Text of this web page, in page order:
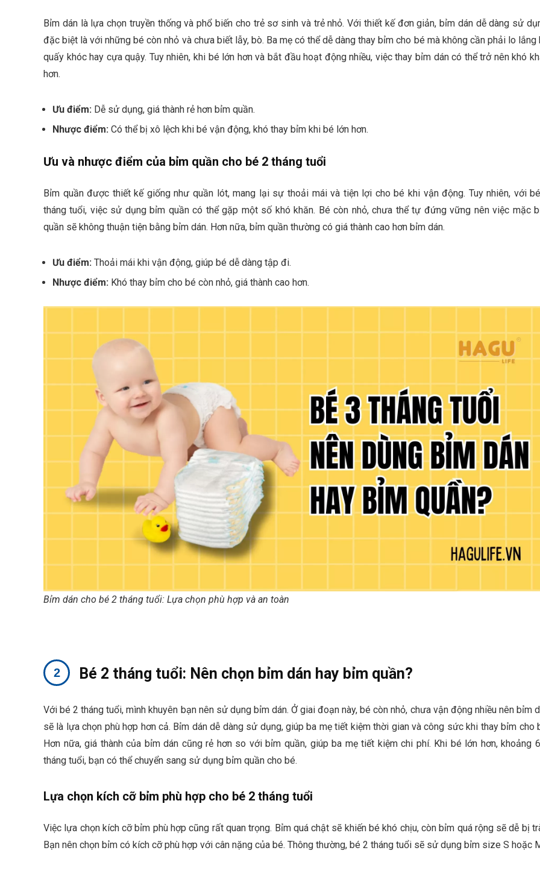
Bỉm dán là lựa chọn truyền thống và phổ biến cho trẻ sơ sinh và trẻ nhỏ. Với thiết kế đơn giản, bỉm dán dễ dàng sử
đặc biệt là với những bé còn nhỏ và chưa biết lẫy, bò. Ba mẹ có thể dễ dàng thay bỉm cho bé mà không cần phải lo lắng
quấy khóc hay cựa quậy. Tuy nhiên, khi bé lớn hơn và bắt đầu hoạt động nhiều, việc thay bỉm dán có thể trở nên khó
hơn.
Ưu điểm: Dễ sử dụng, giá thành rẻ hơn bỉm quần.
Nhược điểm: Có thể bị xô lệch khi bé vận động, khó thay bỉm khi bé lớn hơn.
Ưu và nhược điểm của bỉm quần cho bé 2 tháng tuổi
Bỉm quần được thiết kế giống như quần lót, mang lại sự thoải mái và tiện lợi cho bé khi vận động. Tuy nhiên, với
tháng tuổi, việc sử dụng bỉm quần có thể gặp một số khó khăn. Bé còn nhỏ, chưa thể tự đứng vững nên việc mặc
quần sẽ không thuận tiện bằng bỉm dán. Hơn nữa, bỉm quần thường có giá thành cao hơn bỉm dán.
Ưu điểm: Thoải mái khi vận động, giúp bé dễ dàng tập đi.
Nhược điểm: Khó thay bỉm cho bé còn nhỏ, giá thành cao hơn.
Bỉm dán cho bé 2 tháng tuổi: Lựa chọn phù hợp và an toàn
Bé 2 tháng tuổi: Nên chọn bỉm dán hay bỉm quần?
Với bé 2 tháng tuổi, mình khuyên bạn nên sử dụng bỉm dán. Ở giai đoạn này, bé còn nhỏ, chưa vận động nhiều nên bỉm
sẽ là lựa chọn phù hợp hơn cả. Bỉm dán dễ dàng sử dụng, giúp ba mẹ tiết kiệm thời gian và công sức khi thay bỉm cho
Hơn nữa, giá thành của bỉm dán cũng rẻ hơn so với bỉm quần, giúp ba mẹ tiết kiệm chi phí. Khi bé lớn hơn, khoảng
tháng tuổi, bạn có thể chuyển sang sử dụng bỉm quần cho bé.
Lựa chọn kích cỡ bỉm phù hợp cho bé 2 tháng tuổi
Việc lựa chọn kích cỡ bỉm phù hợp cũng rất quan trọng. Bỉm quá chật sẽ khiến bé khó chịu, còn bỉm quá rộng sẽ dễ bị
Bạn nên chọn bỉm có kích cỡ phù hợp với cân nặng của bé. Thông thường, bé 2 tháng tuổi sẽ sử dụng bỉm size S hoặc